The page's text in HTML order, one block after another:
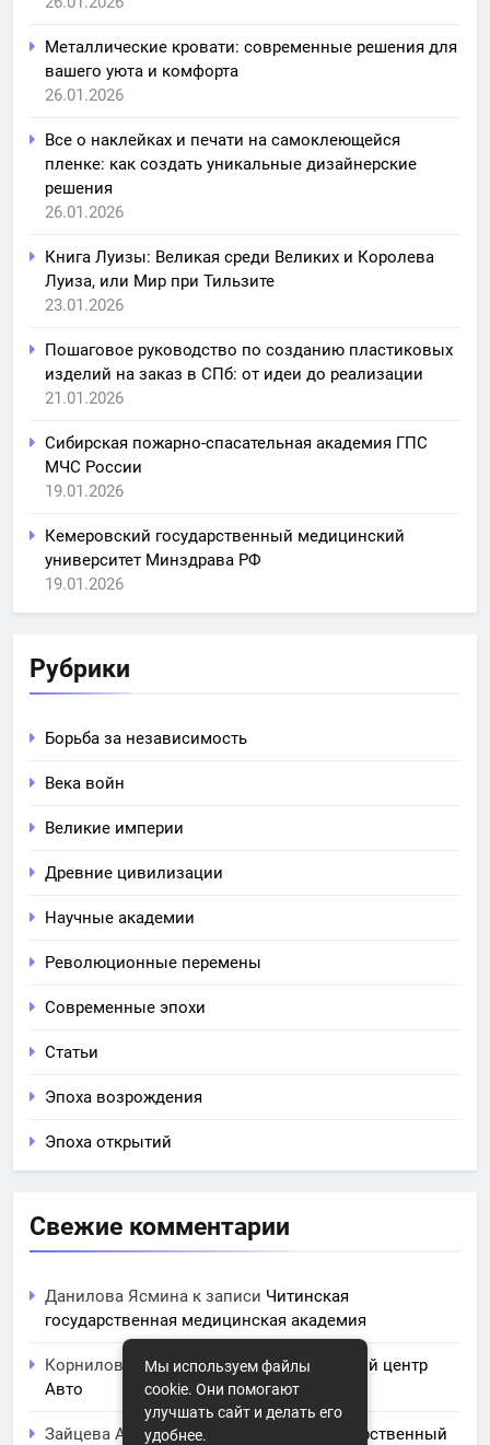
Металлические кровати: современные решения для
вашего уюта и комфорта
26.01.2026
Все о наклейках и печати на самоклеющейся
пленке: как создать уникальные дизайнерские
решения
26.01.2026
Книга Луизы: Великая среди Великих и Королева
Луиза, или Мир при Тильзите
23.01.2026
Пошаговое руководство по созданию пластиковых
изделий на заказ в СПб: от идеи до реализации
21.01.2026
Сибирская пожарно-спасательная академия ГПС
МЧС России
19.01.2026
Кемеровский государственный медицинский
университет Минздрава РФ
19.01.2026
Рубрики
Борьба за независимость
Века войн
Великие империи
Древние цивилизации
Научные академии
Революционные перемены
Современные эпохи
Статьи
Эпоха возрождения
Эпоха открытий
Свежие комментарии
Данилова Ясмина к записи Читинская
государственная медицинская академия
Корнилова Анитак записиЧПОУ Учебный центр
Авто
Зайцева Аринак записи Курский государственный
Мы используем файлы
cookie. Они помогают
улучшать сайт и делать его
удобнее.